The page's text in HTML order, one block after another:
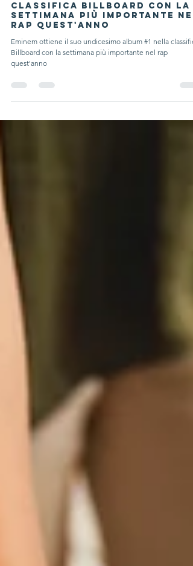
Eminem ottiene il suo
undicesimo album #1 nella
classifica Billboard con la
rap quest'anno
Eminem ottiene il suo undicesimo album #1 nella
quest'anno